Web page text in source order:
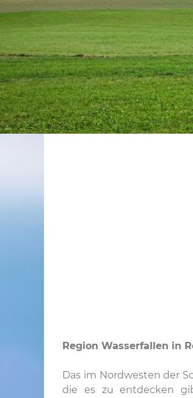
Region Wasserfallen in
Das im Nordwesten der
die es zu entdecken